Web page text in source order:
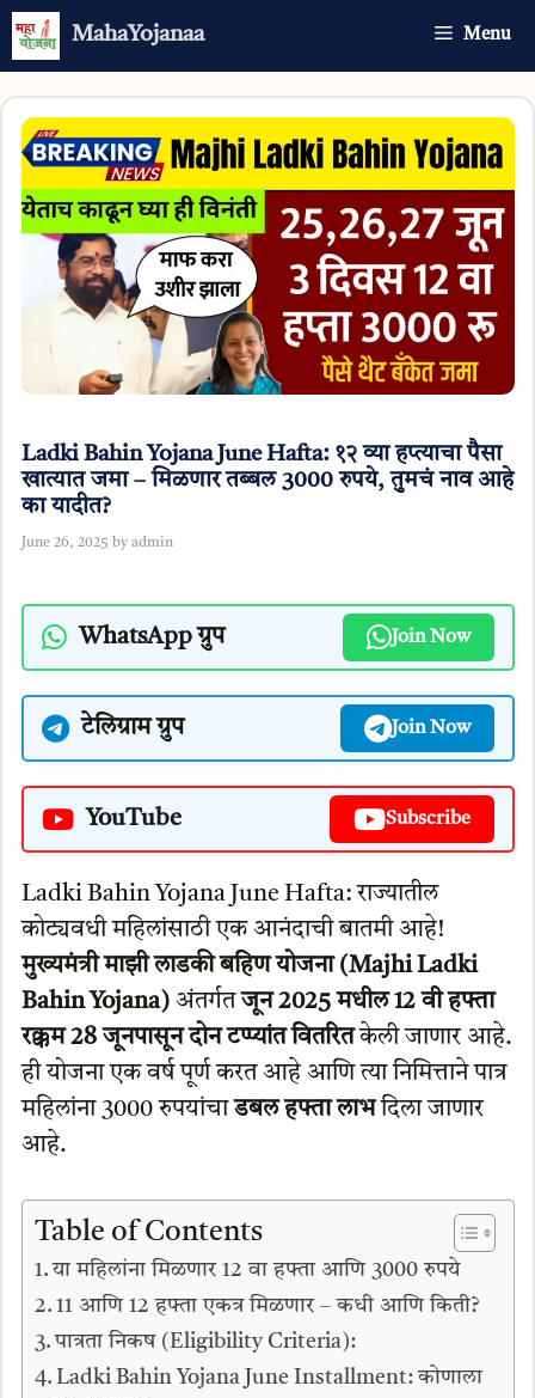
Skip
MahaYojanaa Menu
Ladki Bahin Yojana June Hafta: १२ व्या हप्त्याचा पैसा
खात्यात जमा – मिळणार तब्बल 3000 रुपये, तुमचं नाव आहे
का यादीत?
June 26, 2025 by admin
WhatsApp ग्रुप Join Now
टेलिग्राम ग्रुप Join Now
YouTube Subscribe
Ladki Bahin Yojana June Hafta: राज्यातील
कोट्यवधी महिलांसाठी एक आनंदाची बातमी आहे!
मुख्यमंत्री माझी लाडकी बहिण योजना (Majhi Ladki
Bahin Yojana)अंतर्गतजून 2025 मधील 12 वी हफ्ता
रक्कम 28 जूनपासून दोन टप्प्यांत वितरितकेली जाणार आहे.
ही योजना एक वर्ष पूर्ण करत आहे आणि त्या निमित्ताने पात्र
महिलांना 3000 रुपयांचाडबल हफ्ता लाभदिला जाणार
आहे.
Table of Contents
या महिलांना मिळणार 12 वा हफ्ता आणि 3000 रुपये
11 आणि 12 हफ्ता एकत्र मिळणार – कधी आणि किती?
पात्रता निकष (Eligibility Criteria):
Ladki Bahin Yojana June Installment: कोणाला